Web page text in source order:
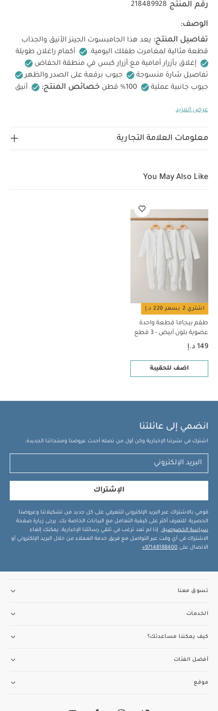
رقم المنتج 218489928
الوصف:
تفاصيل المنتج: يعد هذا الجامبسوت الجينز الأنيق والجذاب
قطعة مثالية لمغامرت طفلك اليومية.
أكمام راغلان طويلة
إغلاق بأزرار أمامية مع أزرار كبس في منطقة الحفاض
تفاصيل شارة منسوجة
جيوب برقعة على الصدر والظهر
جيوب جانبية عملية
100% قطن خصائص المنتج:
أنيق
100% قطن
بالمجفف على درجة حرارة باردة
لا
وتحذيرات:
يحفظ بعيدًا عن النار
عرض المزيد
معلومات العلامة التجارية
You May Also Like
اشتري 2 بسعر 220 د.إ
طقم بيجاما قطعة واحدة
عضوية بلون أبيض - 3 قطع
149 د.إ
اضف للحقيبة
انضمي إلى عائلتنا
اشترك في نشرتنا الإخبارية وكن أول من تصله أحدث عروضنا ومنتجاتنا الجديدة.
الإشتراك
قومي بالاشتراك عبر البريد الإلكتروني لتتعرفي على كل جديد من تشكيلاتنا وعروضنا
الحصرية. للتعرف أكثر على كيفية التعامل مع البيانات الخاصة بك، يرجى زيارة صفحة
سياسة الخصوصية . إذا لم تعد ترغب في تلقي رسائلنا الإخبارية، يمكنك إلغاء
الاشتراك في أي وقت عبر التواصل مع فريق خدمة العملاء من خلال البريد الإلكتروني أو
الاتصال على 97148188400+
.
تسوق معنا
الخدمات
كيف يمكننا مساعدتك؟
أفضل الفئات
موقع